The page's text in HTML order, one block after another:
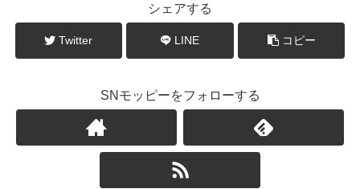
シェアする
Twitter LINE コピー
SNモッピーをフォローする